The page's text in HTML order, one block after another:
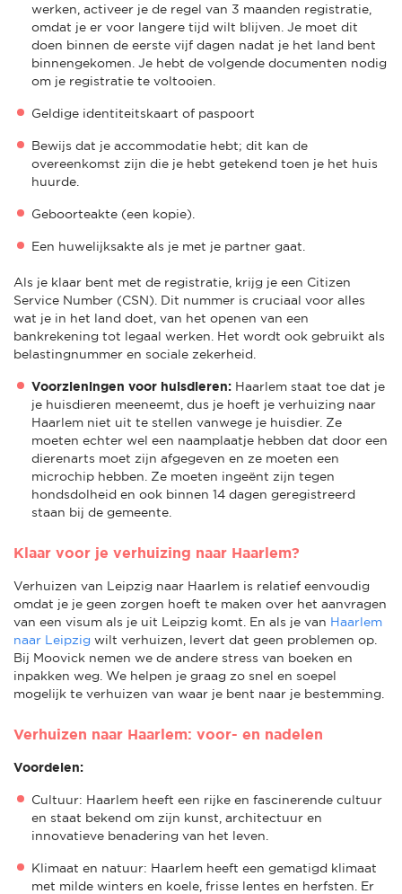
werken, activeer je de regel van 3 maanden registratie,
omdat je er voor langere tijd wilt blijven. Je moet dit
doen binnen de eerste vijf dagen nadat je het land bent
binnengekomen. Je hebt de volgende documenten nodig
om je registratie te voltooien.
Geldige identiteitskaart of paspoort
Bewijs dat je accommodatie hebt; dit kan de
overeenkomst zijn die je hebt getekend toen je het huis
huurde.
Geboorteakte (een kopie).
Een huwelijksakte als je met je partner gaat.
Als je klaar bent met de registratie, krijg je een Citizen
Service Number (CSN). Dit nummer is cruciaal voor alles
wat je in het land doet, van het openen van een
bankrekening tot legaal werken. Het wordt ook gebruikt als
belastingnummer en sociale zekerheid.
Voorzieningen voor huisdieren: Haarlem staat toe dat je
je huisdieren meeneemt, dus je hoeft je verhuizing naar
Haarlem niet uit te stellen vanwege je huisdier. Ze
moeten echter wel een naamplaatje hebben dat door een
dierenarts moet zijn afgegeven en ze moeten een
microchip hebben. Ze moeten ingeënt zijn tegen
hondsdolheid en ook binnen 14 dagen geregistreerd
staan bij de gemeente.
Klaar voor je verhuizing naar Haarlem?
Verhuizen van Leipzig naar Haarlem is relatief eenvoudig
omdat je je geen zorgen hoeft te maken over het aanvragen
van een visum als je uit Leipzig komt. En als je van Haarlem
naar Leipzig wilt verhuizen, levert dat geen problemen op.
Bij Moovick nemen we de andere stress van boeken en
inpakken weg. We helpen je graag zo snel en soepel
mogelijk te verhuizen van waar je bent naar je bestemming.
Verhuizen naar Haarlem: voor- en nadelen
Voordelen:
Cultuur: Haarlem heeft een rijke en fascinerende cultuur
en staat bekend om zijn kunst, architectuur en
innovatieve benadering van het leven.
Klimaat en natuur: Haarlem heeft een gematigd klimaat
met milde winters en koele, frisse lentes en herfsten. Er